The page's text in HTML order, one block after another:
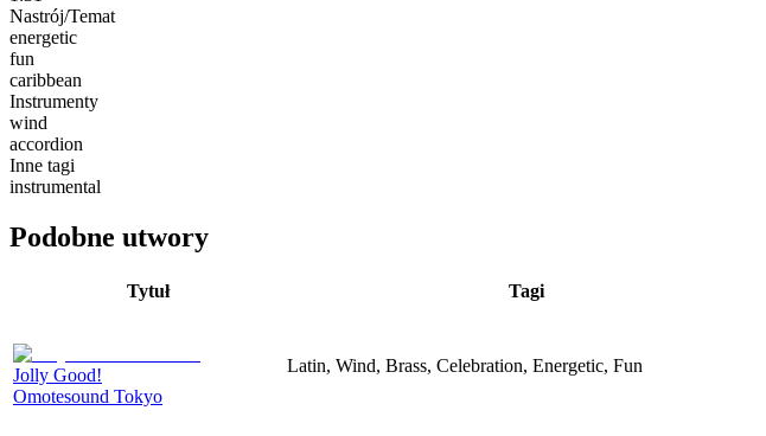
Nastrój/Temat
energetic
fun
caribbean
Instrumenty
wind
accordion
Inne tagi
instrumental
Podobne utwory
Tytuł Tagi
Jolly Good!
Omotesound Tokyo
Latin, Wind, Brass, Celebration, Energetic, Fun